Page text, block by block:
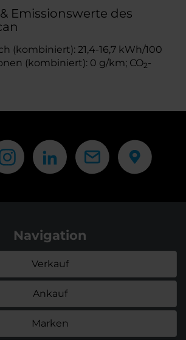
Emissionswerte des
(kombiniert): 21,4-16,7 kWh/100
(kombiniert): 0 g/km; CO2-
Navigation
Verkauf
Ankauf
Marken